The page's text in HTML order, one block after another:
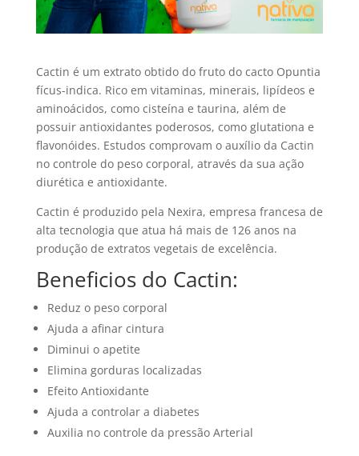
Cactin é um extrato obtido do fruto do cacto Opuntia
fícus-indica. Rico em vitaminas, minerais, lipídeos e
aminoácidos, como cisteína e taurina, além de
possuir antioxidantes poderosos, como glutationa e
flavonóides. Estudos comprovam o auxílio da Cactin
no controle do peso corporal, através da sua ação
diurética e antioxidante.
Cactin é produzido pela Nexira, empresa francesa de
alta tecnologia que atua há mais de 126 anos na
produção de extratos vegetais de excelência.
Beneficios do Cactin:
Reduz o peso corporal
Ajuda a afinar cintura
Diminui o apetite
Elimina gorduras localizadas
Efeito Antioxidante
Ajuda a controlar a diabetes
Auxilia no controle da pressão Arterial